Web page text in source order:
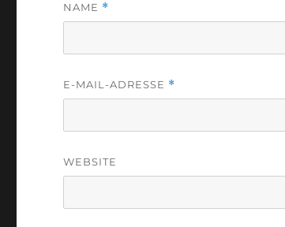
NAME *
E-MAIL-ADRESSE *
WEBSITE